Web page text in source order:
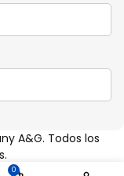
A&G. Todos los
0